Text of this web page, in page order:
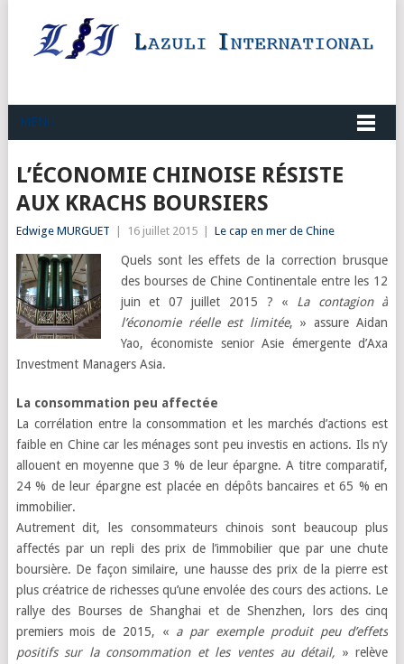
MENU
L’ÉCONOMIE CHINOISE RÉSISTE
AUX KRACHS BOURSIERS
Edwige MURGUET 16 juillet 2015 Le cap en mer de Chine
Quels sont les effets de la correction brusque
des bourses de Chine Continentale entre les 12
juin et 07 juillet 2015 ? « La contagion à
l’économie réelle est limitée, » assure Aidan
Yao, économiste senior Asie émergente d’Axa
Investment Managers Asia.
La consommation peu affectée
La corrélation entre la consommation et les marchés d’actions est
faible en Chine car les ménages sont peu investis en actions. Ils n’y
allouent en moyenne que 3 % de leur épargne. A titre comparatif,
24 % de leur épargne est placée en dépôts bancaires et 65 % en
immobilier.
Autrement dit, les consommateurs chinois sont beaucoup plus
affectés par un repli des prix de l’immobilier que par une chute
boursière. De façon similaire, une hausse des prix de la pierre est
plus créatrice de richesses qu’une envolée des cours des actions. Le
rallye des Bourses de Shanghai et de Shenzhen, lors des cinq
premiers mois de 2015, « a par exemple produit peu d’effets
positifs sur la consommation et les ventes au détail, » relève